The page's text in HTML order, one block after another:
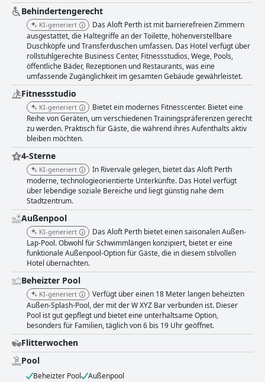
Gästeerlebnis zusammen mit anderen Annehmlichkeiten wie dem
Dachpool auf. Der Pool mit seiner beeindruckenden Aussicht und dem
beheizten Wasser ist ein Hit bei Familien, die auch von den geräumigen
Zimmern, einem speziellen Spielzimmer und geplanten Aktivitäten für
Kinder profitieren. Insgesamt bietet das Aloft by Marriott Perth ein
komfortables und modernes Unterkunftserlebnis, das auf Sauberkeit,
Bequemlichkeit und exzellentem Service basiert und sich effektiv als
erstklassiges Vier-Sterne-Hotel positioniert.
Behindertengerecht
KI-generiert
Das Aloft Perth ist mit barrierefreien Zimmern
ausgestattet, die Haltegriffe an der Toilette, höhenverstellbare
Duschköpfe und Transferduschen umfassen. Das Hotel verfügt über
rollstuhlgerechte Business Center, Fitnessstudios, Wege, Pools,
öffentliche Bäder, Rezeptionen und Restaurants, was eine
umfassende Zugänglichkeit im gesamten Gebäude gewährleistet.
Fitnessstudio
KI-generiert
Bietet ein modernes Fitnesscenter. Bietet eine
Reihe von Geräten, um verschiedenen Trainingspräferenzen gerecht
zu werden. Praktisch für Gäste, die während ihres Aufenthalts aktiv
bleiben möchten.
4-Sterne
KI-generiert
In Rivervale gelegen, bietet das Aloft Perth
moderne, technologieorientierte Unterkünfte. Das Hotel verfügt
über lebendige soziale Bereiche und liegt günstig nahe dem
Stadtzentrum.
Außenpool
KI-generiert
Das Aloft Perth bietet einen saisonalen Außen-
Lap-Pool. Obwohl für Schwimmlängen konzipiert, bietet er eine
funktionale Außenpool-Option für Gäste, die in diesem stilvollen
Hotel übernachten.
Beheizter Pool
KI-generiert
Verfügt über einen 18 Meter langen beheizten
Außen-Splash-Pool, der mit der W XYZ Bar verbunden ist. Dieser
Pool ist gut gepflegt und bietet eine unterhaltsame Option,
besonders für Familien, täglich von 6 bis 19 Uhr geöffnet.
Flitterwochen
Pool
Beheizter Pool Außenpool